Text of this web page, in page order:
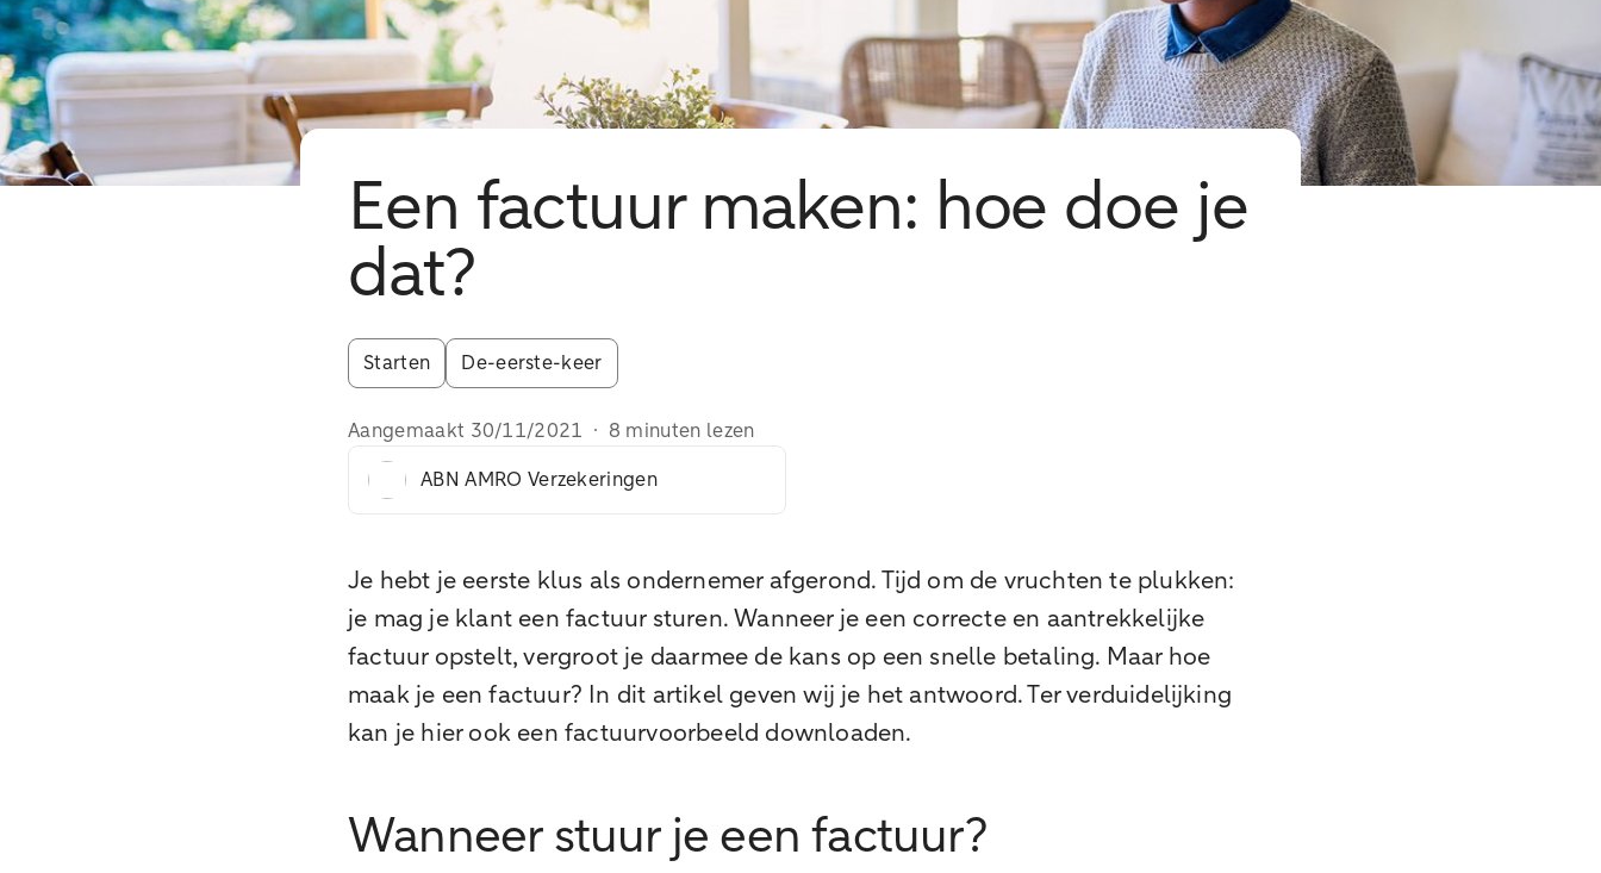
Een factuur maken: hoe doe je
dat?
Starten De-eerste-keer
Aangemaakt 30/11/2021 · 8 minuten lezen
ABN AMRO Verzekeringen
Je hebt je eerste klus als ondernemer afgerond. Tijd om de vruchten te plukken:
je mag je klant een factuur sturen. Wanneer je een correcte en aantrekkelijke
factuur opstelt, vergroot je daarmee de kans op een snelle betaling. Maar hoe
maak je een factuur? In dit artikel geven wij je het antwoord. Ter verduidelijking
kan je hier ook een factuurvoorbeeld downloaden.
Wanneer stuur je een factuur?